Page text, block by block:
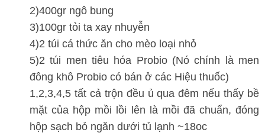
2)400gr ngô bung
3)100gr tỏi ta xay nhuyễn
4)2 túi cá thức ăn cho mèo loại nhỏ
5)2 túi men tiêu hóa Probio (Nó chính là men
đông khô Probio có bán ở các Hiệu thuốc)
1,2,3,4,5 tất cả trộn đều ủ qua đêm nếu thấy bề
mặt của hộp mồi lồi lên là mồi đã chuẩn, đóng
hộp sạch bỏ ngăn dưới tủ lạnh ~18oc